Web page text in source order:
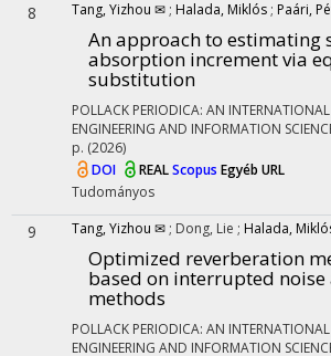
8 Tang, Yizhou ✉ ; Halada, Miklós ; Paári,
An approach to estimating
absorption increment via
substitution
POLLACK PERIODICA: AN
ENGINEERING AND INFORMATION
p. (2026)
DOI
REALScopus Egyéb URL
Tudományos
9 Tang, Yizhou ✉ ; Dong, Lie ; Halada,
Optimized reverberation
based on interrupted noise
methods
POLLACK PERIODICA: AN
ENGINEERING AND INFORMATION